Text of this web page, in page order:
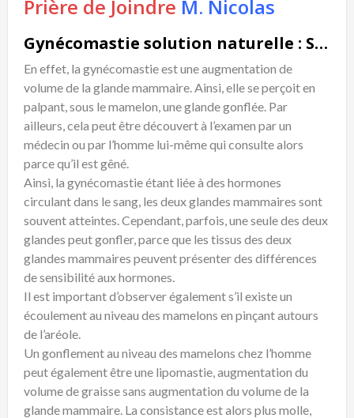
Prière de Joindre M. Nicolas
Gynécomastie solution naturelle : Symptômes
En effet, la gynécomastie est une augmentation de
volume de la glande mammaire. Ainsi, elle se perçoit en
palpant, sous le mamelon, une glande gonflée. Par
ailleurs, cela peut être découvert à l’examen par un
médecin ou par l’homme lui-même qui consulte alors
parce qu’il est gêné.
Ainsi, la gynécomastie étant liée à des hormones
circulant dans le sang, les deux glandes mammaires sont
souvent atteintes. Cependant, parfois, une seule des deux
glandes peut gonfler, parce que les tissus des deux
glandes mammaires peuvent présenter des différences
de sensibilité aux hormones.
Il est important d’observer également s’il existe un
écoulement au niveau des mamelons en pinçant autours
de l’aréole.
Un gonflement au niveau des mamelons chez l’homme
peut également être une lipomastie, augmentation du
volume de graisse sans augmentation du volume de la
glande mammaire. La consistance est alors plus molle,